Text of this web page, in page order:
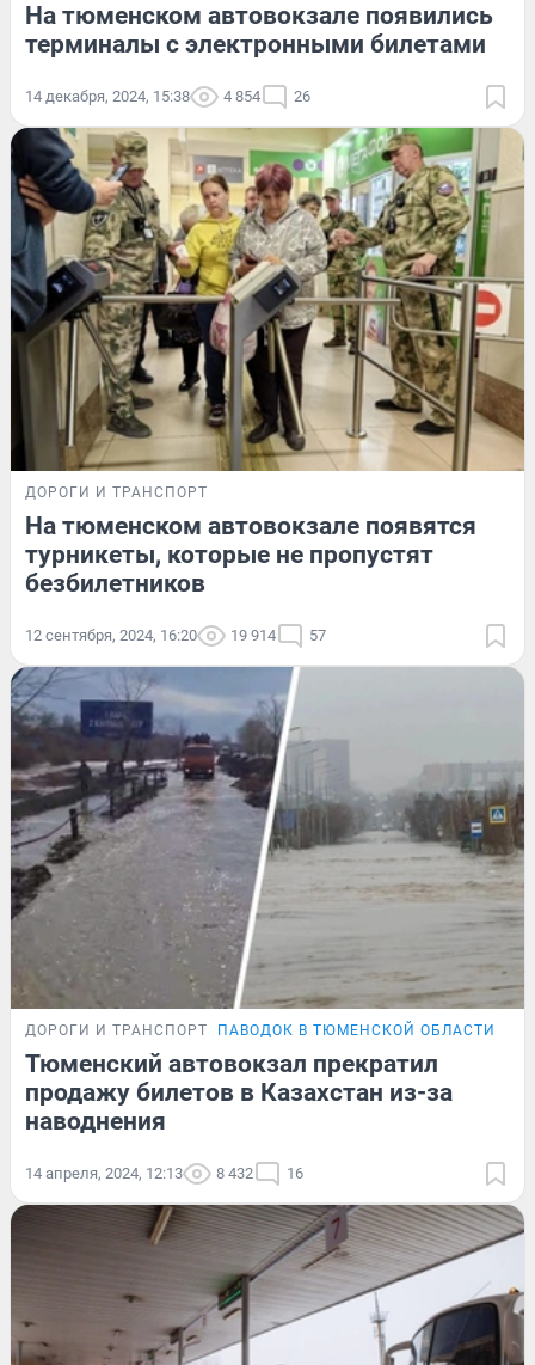
На тюменском автовокзале появились
терминалы с электронными билетами
14 декабря, 2024, 15:38 4 854 26
ДОРОГИ И ТРАНСПОРТ
На тюменском автовокзале появятся
турникеты, которые не пропустят
безбилетников
12 сентября, 2024, 16:20 19 914 57
ДОРОГИ И ТРАНСПОРТ ПАВОДОК В ТЮМЕНСКОЙ ОБЛАСТИ
Тюменский автовокзал прекратил
продажу билетов в Казахстан из-за
наводнения
14 апреля, 2024, 12:13 8 432 16